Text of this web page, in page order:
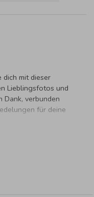
dich mit dieser
Lieblingsfotos und
Dank, verbunden
für deine